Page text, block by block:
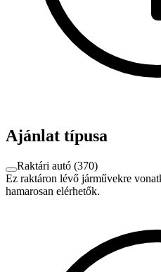
Ajánlat típusa
Raktári autó (370)
Ez raktáron lévő járművekre
hamarosan elérhetők.